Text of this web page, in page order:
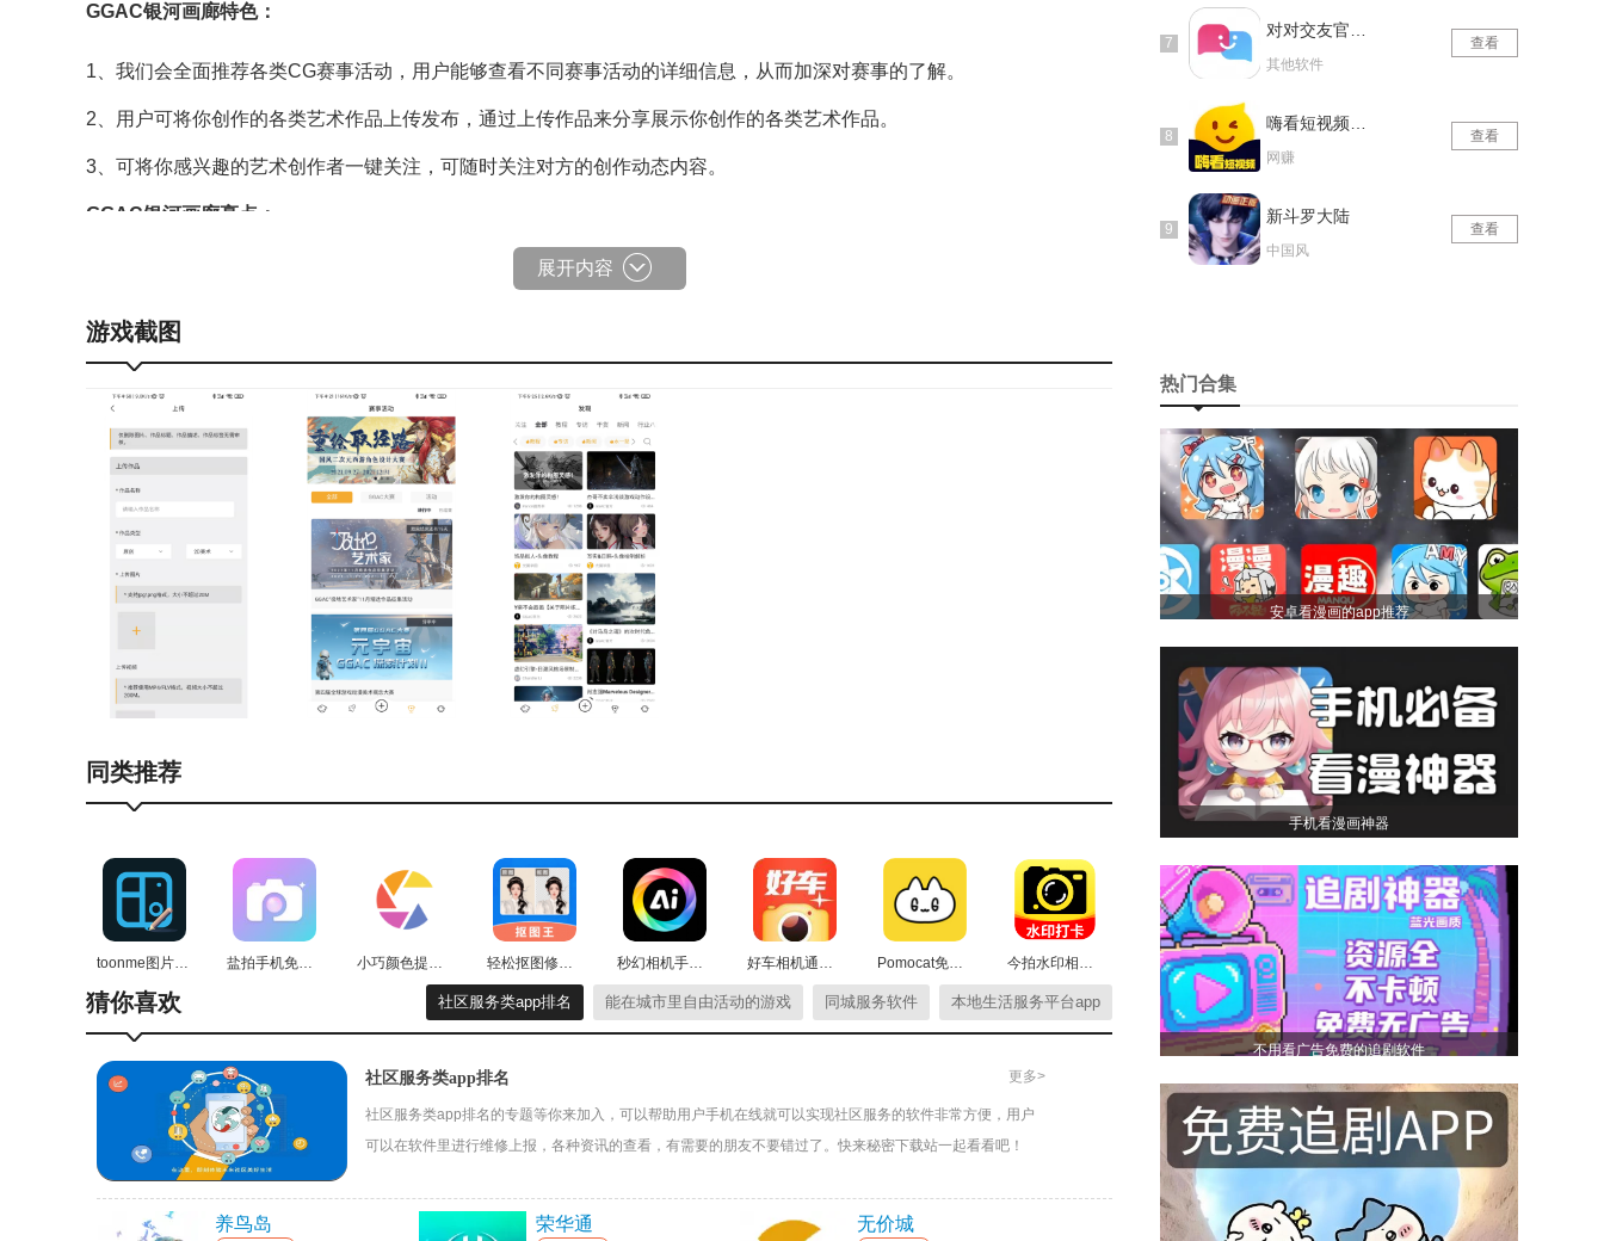
GGAC银河画廊特色：
1、我们会全面推荐各类CG赛事活动，用户能够查看不同赛事活动的详细信息，从而加深对赛事的了解。
2、用户可将你创作的各类艺术作品上传发布，通过上传作品来分享展示你创作的各类艺术作品。
3、可将你感兴趣的艺术创作者一键关注，可随时关注对方的创作动态内容。
GGAC银河画廊亮点：
1、艺术创作者可在此拥有专属画廊，以便更好地展示自身的艺术作品。
2、这里提供的各类教程资源均具备高度专业性，用户能够在此获取专业教程资源进行学习。
3、其中的艺术内容类型多样化，覆盖了多类型的艺术内容可以让用户随时查看了解。
GGAC银河画廊功能：
1、汇聚了海量艺术资源内容供用户在线浏览，助力用户接触到更多艺术作品。
2、推送了大量行业资讯，方便用户随时查看，让用户能够获取并了解丰富的行业资讯内容。
3、这里面的各类商品资源价格都很实惠，用户能以非常划算的价格下单购买商品。
1、将不同类型的艺术内容分类，让用户可以快速找到自己想看的内容在线查看。
3、在G站市集中心，你可以浏览各类艺术相关的商品资源，找到所需商品后即可在线购买。
展开内容
游戏截图
同类推荐
toonme图片编辑免费原版 盐拍手机免费版 小巧颜色提取最新免费版 轻松抠图修图王最新版 秒幻相机手机最新版 好车相机通用版 Pomocat免费原版 今拍水印相机打卡安卓版
猜你喜欢 社区服务类app排名 能在城市里自由活动的游戏 同城服务软件 本地生活服务平台app
社区服务类app排名 更多>
社区服务类app排名的专题等你来加入，可以帮助用户手机在线就可以实现社区服务的软件非常方便，用户
可以在软件里进行维修上报，各种资讯的查看，有需要的朋友不要错过了。快来秘密下载站一起看看吧！
养鸟岛 荣华通 无价城
其他软件
查看
网赚
查看
新斗罗大陆
中国风
查看
热门合集
安卓看漫画的app推荐
手机看漫画神器
不用看广告免费的追剧软件